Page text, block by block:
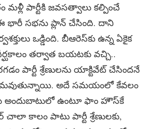
పార్టీకి జవసత్వాలు కల్పించే
భారీ సభను ప్లాన్‌ చేసింది. దాని
ఒడ్డింది. బీఆరెస్‌కు ఉన్న ఏకైక
తర్వాత బయటకు వచ్చి..
పార్టీ శ్రేణులను యాక్టివేట్‌ చేసిందనే
అదే సమయంలో కేవలం
అందుబాటులో ఉంటూ ఫాం హౌస్‌కే
కాలం పాటు పార్టీ శ్రేణులకు,